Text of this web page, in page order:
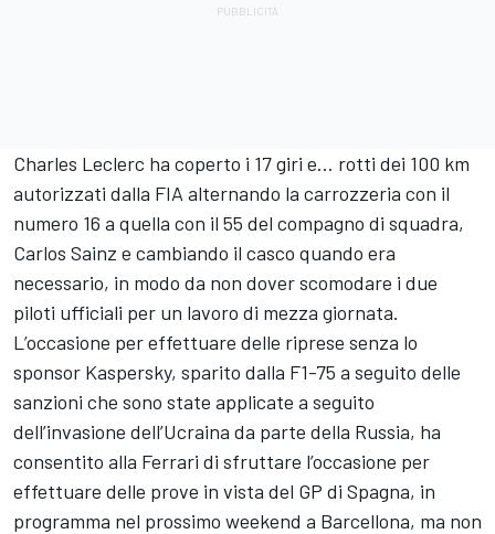
Charles Leclerc ha coperto i 17 giri e… rotti dei 100 km
autorizzati dalla FIA alternando la carrozzeria con il
numero 16 a quella con il 55 del compagno di squadra,
Carlos Sainz e cambiando il casco quando era
necessario, in modo da non dover scomodare i due
piloti ufficiali per un lavoro di mezza giornata.
L’occasione per effettuare delle riprese senza lo
sponsor Kaspersky, sparito dalla F1-75 a seguito delle
sanzioni che sono state applicate a seguito
dell’invasione dell’Ucraina da parte della Russia, ha
consentito alla Ferrari di sfruttare l’occasione per
effettuare delle prove in vista del GP di Spagna, in
programma nel prossimo weekend a Barcellona, ma non